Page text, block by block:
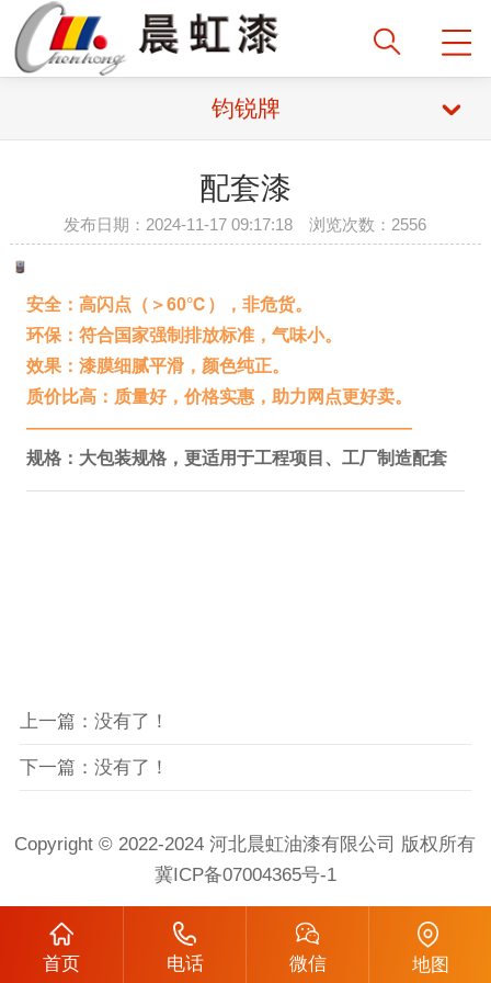
钧锐牌
配套漆
发布日期：2024-11-17 09:17:18 浏览次数：2556
安全：高闪点（＞60℃），非危货。
环保：符合国家强制排放标准，气味小。
效果：漆膜细腻平滑，颜色纯正。
质价比高：质量好，价格实惠，助力网点更好卖。
——————————————————————
规格：大包装规格，更适用于工程项目、工厂制造配套
—————————————————————————
上一篇：没有了！
下一篇：没有了！
Copyright © 2022-2024 河北晨虹油漆有限公司 版权所有
冀ICP备07004365号-1
首页 电话 微信 地图